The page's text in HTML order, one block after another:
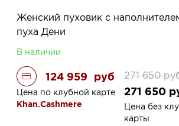
Женский пуховик с
пуха Дени
В наличии
124 959 руб
Цена по клубной карте
Khan.Cashmere
271 650
271 650
Цена без
карты